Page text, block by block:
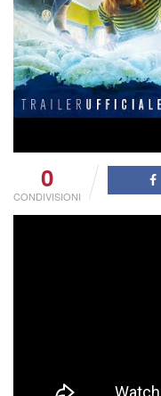
0
CONDIVISIONI